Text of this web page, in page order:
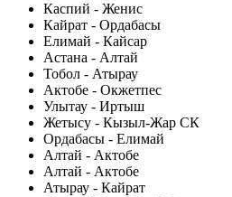
Каспий - Женис
Кайрат - Ордабасы
Елимай - Кайсар
Астана - Алтай
Тобол - Атырау
Актобе - Окжетпес
Улытау - Иртыш
Жетысу - Кызыл-Жар СК
Ордабасы - Елимай
Алтай - Актобе
Алтай - Актобе
Атырау - Кайрат